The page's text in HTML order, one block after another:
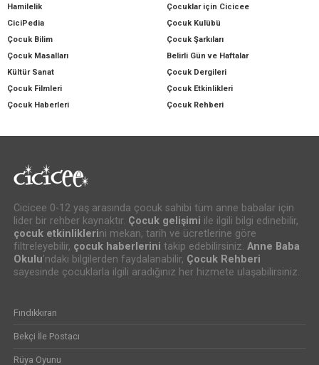
Hamilelik
Çocuklar için Cicicee
CiciPedia
Çocuk Kulübü
Çocuk Bilim
Çocuk Şarkıları
Çocuk Masalları
Belirli Gün ve Haftalar
Kültür Sanat
Çocuk Dergileri
Çocuk Filmleri
Çocuk Etkinlikleri
Çocuk Haberleri
Çocuk Rehberi
Cicicee 0-12 yaş arasında çocuk sahibi tüm anne babalar için
lider bir rehber kaynaktır. Çocuk gelişimi ile ilgili bilgi edinebilir,
çocuk etkinliklerini mekan, tarih ve ücretlerine göre
filtreleyebilir, çocuk haberlerini takip edebilirsiniz. Anne Baba
Okulu’ndaki bilgilerden faydalanabilir, Çocuk Rehberi
sayesinde çocuklarla ilgili aradığınız her hizmete ulaşabilirsiniz.
Fındıkkıran
Bekçi İle Postacı
Rüya Oyunu